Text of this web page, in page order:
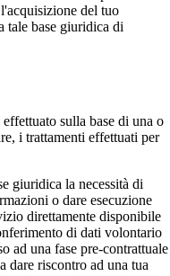
del tuo
tale base giuridica di
sulla base di una o
i trattamenti effettuati per
giuridica la necessità di
o dare esecuzione
direttamente disponibile
di dati volontario
ad una fase pre-contrattuale
dare riscontro ad una tua